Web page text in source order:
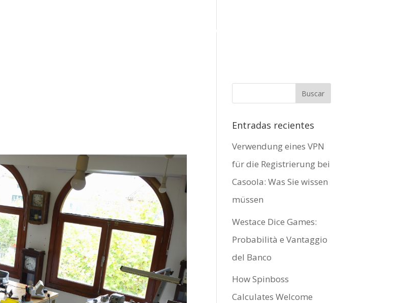
TRABAJOS
Entradas recientes
Verwendung eines VPN
für die Registrierung bei
Casoola: Was Sie wissen
müssen
Westace Dice Games:
Probabilità e Vantaggio
del Banco
How Spinboss
Calculates Welcome